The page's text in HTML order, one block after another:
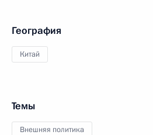
География
Китай
Темы
Внешняя политика